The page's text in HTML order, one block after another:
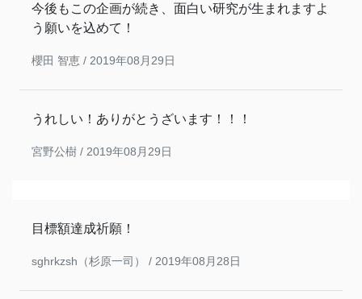
今後もこの企画が続き、面白い研究が生まれますよ
う願いを込めて！
櫻田 智恵 / 2019年08月29日
うれしい！ありがとうざいます！！！
宮野公樹 / 2019年08月29日
目標額達成祈願！
sghrkzsh（杉原一司） / 2019年08月28日